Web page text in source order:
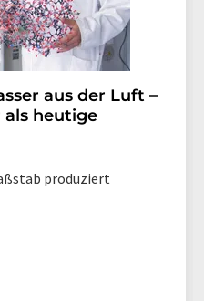
aus der Luft –
heutige
produziert